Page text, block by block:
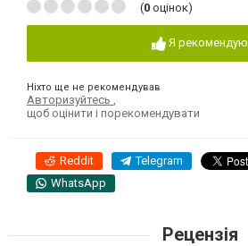
(0 оцінок)
Я рекомендую
Ніхто ще не рекомендував
Авторизуйтесь
щоб оцінити і порекомендувати
Reddit Telegram
WhatsApp
Рецензія